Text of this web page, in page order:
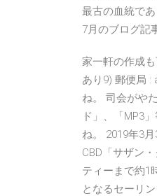
最古の血統で
7月のブログ記
家一軒の作成
あり9) 郵便局 :
ね。 司会がや
ド」、「MP3
ね。 2019年3
CBD「サザン
ティーまで約1
となるセーリ